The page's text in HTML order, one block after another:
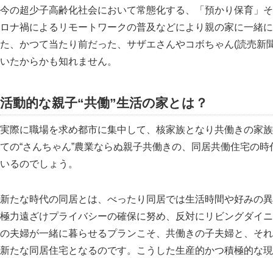
今の超少子高齢化社会において常態化する、 預かり保育
ロナ禍によるリモートワークの普及などにより親の家に一緒
た、かつて当たり前だった、サザエさんやコボちゃん(読売
いたからかも知れません。
活動的な親子“共働”生活の家とは？
実際に職場を求め都市に集中して、核家族となり共働きの家
ての“さんちゃん”農業ならぬ親子共働きの、同居共働住宅の
いるのでしょう。
新たな時代の同居とは、べったり同居では生活時間や好みの
極力遠ざけプライバシーの確保に努め、反対にリビングダイ
の夫婦が一緒に暮らせるプランこそ、共働きの子夫婦と、そ
新たな同居住宅となるのです。こうした生産的かつ積極的な